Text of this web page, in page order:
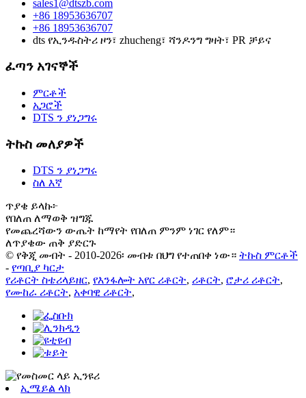
sales1@dtszb.com
+86 18953636707
+86 18953636707
dts የኢንዱስትሪ ዞን፣ zhucheng፣ ሻንዶንግ ግዛት፣ PR ቻይና
ፈጣን አገናኞች
ምርቶች
አጋሮች
DTS ን ያነጋግሩ
ትኩስ መለያዎች
DTS ን ያነጋግሩ
ስለ እኛ
ጥያቄ ይላኩ፦
የበለጠ ለማወቅ ዝግጁ
የመጨረሻውን ውጤት ከማየት የበለጠ ምንም ነገር የለም።
ለጥያቄው ጠቅ ያድርጉ
© የቅጂ መብት - 2010-2026፡ መብቱ በህግ የተጠበቀ ነው። ትኩስ ምርቶች
- የጣቢያ ካርታ
የሪቶርት ስቴሪላይዘር, የእንፋሎት አየር ሪቶርት, ሪቶርት, ሮታሪ ሪቶርት,
የሙከራ ሪቶርት, አቀባዊ ሪቶርት,
ኢሜይል ላክ